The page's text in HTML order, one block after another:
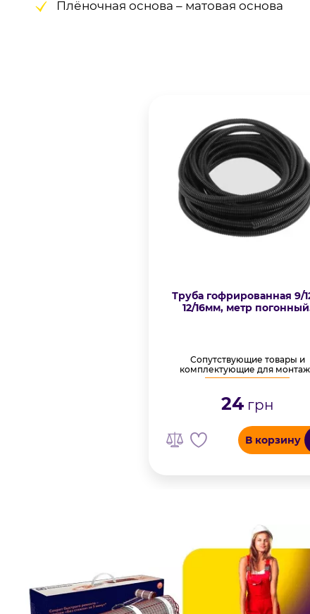
Плёночная основа – матовая основа
Труба гофрированная 9/
12/16мм, метр
Сопутствующие товары и
комплектующие для
24грн
В корзину